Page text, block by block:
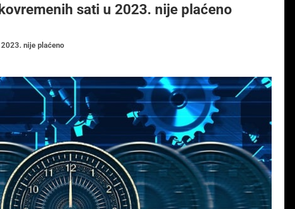
sati u 2023. nije plaćeno
nije plaćeno